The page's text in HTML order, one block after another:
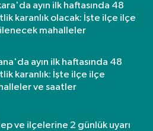
ayın ilk haftasında 48
karanlık olacak: İşte ilçe ilçe
mahalleler
ayın ilk haftasında 48
karanlık: İşte ilçe ilçe
ve saatler
ve ilçelerine 2 günlük uyarı